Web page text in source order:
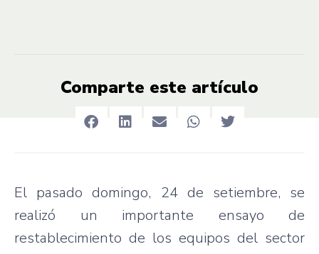
Comparte este artículo
El pasado domingo, 24 de setiembre, se
realizó un importante ensayo de
restablecimiento de los equipos del sector